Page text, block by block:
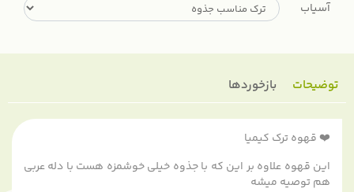
آسیاب
توضیحات بازخوردها
❤️ قهوه ترک کیمیا
این قهوه علاوه بر این که با جذوه خیلی خوشمزه هست با دله عربی
هم توصیه میشه